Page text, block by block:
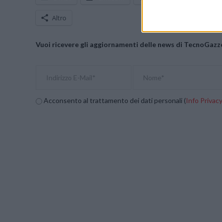
Altro
Vuoi ricevere gli aggiornamenti delle news di
Acconsento al trattamento dei dati personali (Info Privacy